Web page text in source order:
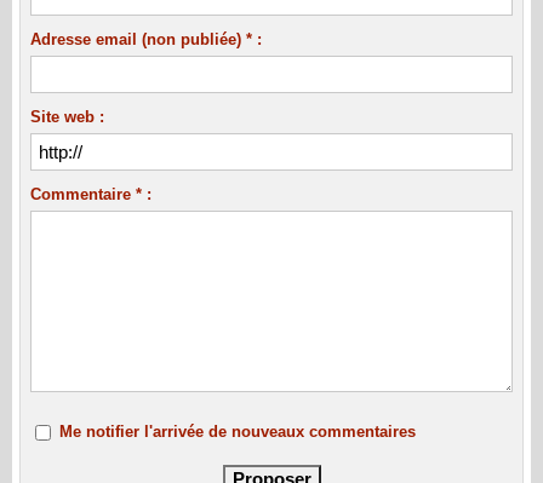
Adresse email (non publiée) * :
Site web :
Commentaire * :
Me notifier l'arrivée de nouveaux commentaires